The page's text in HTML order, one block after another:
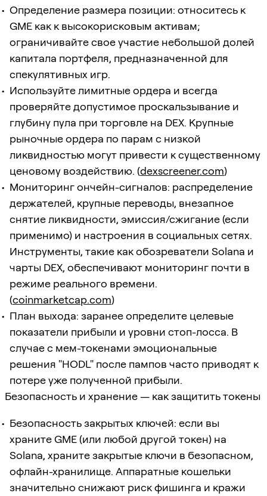
Определение размера позиции: относитесь к
GME как к высокорисковым активам;
ограничивайте свое участие небольшой долей
капитала портфеля, предназначенной для
спекулятивных игр.
Используйте лимитные ордера и всегда
проверяйте допустимое проскальзывание и
глубину пула при торговле на DEX. Крупные
рыночные ордера по парам с низкой
ликвидностью могут привести к существенному
ценовому воздействию. (dexscreener.com)
Мониторинг ончейн-сигналов: распределение
держателей, крупные переводы, внезапное
снятие ликвидности, эмиссия/сжигание (если
применимо) и настроения в социальных сетях.
Инструменты, такие как обозреватели Solana и
чарты DEX, обеспечивают мониторинг почти в
режиме реального времени.
(coinmarketcap.com)
План выхода: заранее определите целевые
показатели прибыли и уровни стоп-лосса. В
случае с мем-токенами эмоциональные
решения "HODL" после пампов часто приводят к
потере уже полученной прибыли.
Безопасность и хранение — как защитить токены
Безопасность закрытых ключей: если вы
храните GME (или любой другой токен) на
Solana, храните закрытые ключи в безопасном,
офлайн-хранилище. Аппаратные кошельки
значительно снижают риск фишинга и кражи